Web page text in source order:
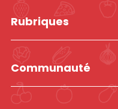
Rubriques
Communauté